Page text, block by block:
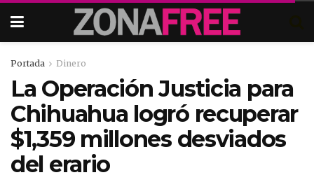
Portada Dinero
La Operación Justicia para
Chihuahua logró recuperar
$1,359 millones desviados
del erario